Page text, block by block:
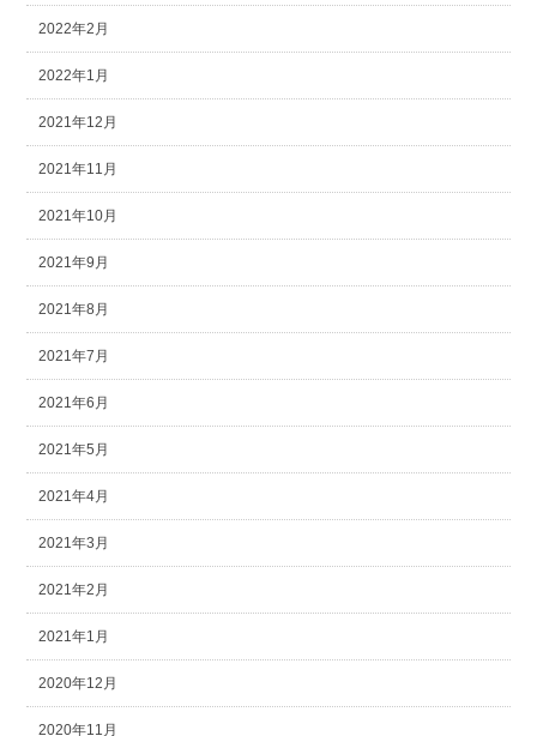
2022年2月
2022年1月
2021年12月
2021年11月
2021年10月
2021年9月
2021年8月
2021年7月
2021年6月
2021年5月
2021年4月
2021年3月
2021年2月
2021年1月
2020年12月
2020年11月